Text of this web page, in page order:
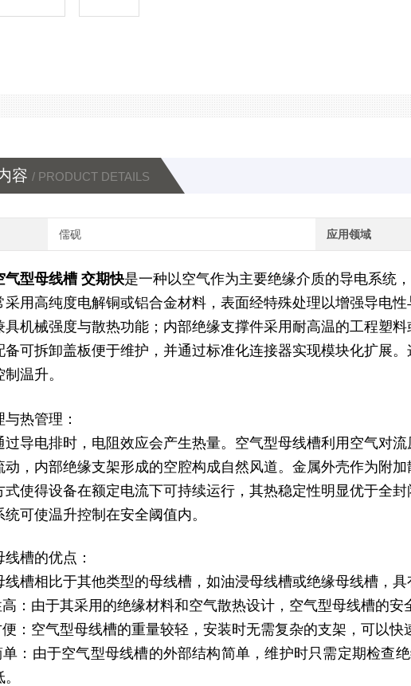
容 / PRODUCT DETAILS
儒砚 应用领域
气型母线槽 交期快是一种以空气作为主要绝缘介质的导电系统
采用高纯度电解铜或铝合金材料，表面经特殊处理以增强导电
具机械强度与散热功能；内部绝缘支撑件采用耐高温的工程塑
备可拆卸盖板便于维护，并通过标准化连接器实现模块化扩展
温升。
热管理：
过导电排时，电阻效应会产生热量。空气型母线槽利用空气对
动，内部绝缘支架形成的空腔构成自然风道。金属外壳作为附
式使得设备在额定电流下可持续运行，其热稳定性明显优于全
统可使温升控制在安全阈值内。
槽的优点：
线槽相比于其他类型的母线槽，如油浸母线槽或绝缘母线槽，具
：由于其采用的绝缘材料和空气散热设计，空气型母线槽的安
：空气型母线槽的重量较轻，安装时无需复杂的支架，可以快
单：由于空气型母线槽的外部结构简单，维护时只需定期检查